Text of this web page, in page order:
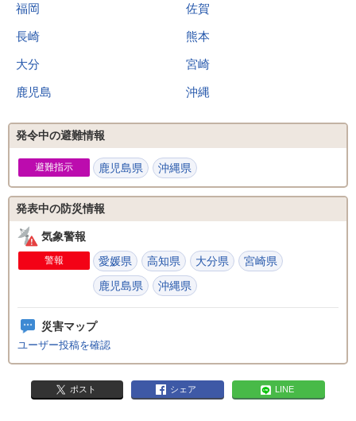
福岡 佐賀
長崎 熊本
大分 宮崎
鹿児島 沖縄
発令中の避難情報
避難指示 鹿児島県 沖縄県
発表中の防災情報
気象警報
警報 愛媛県 高知県 大分県
宮崎県
鹿児島県
沖縄県
災害マップ
ユーザー投稿を確認
ポスト シェア LINE